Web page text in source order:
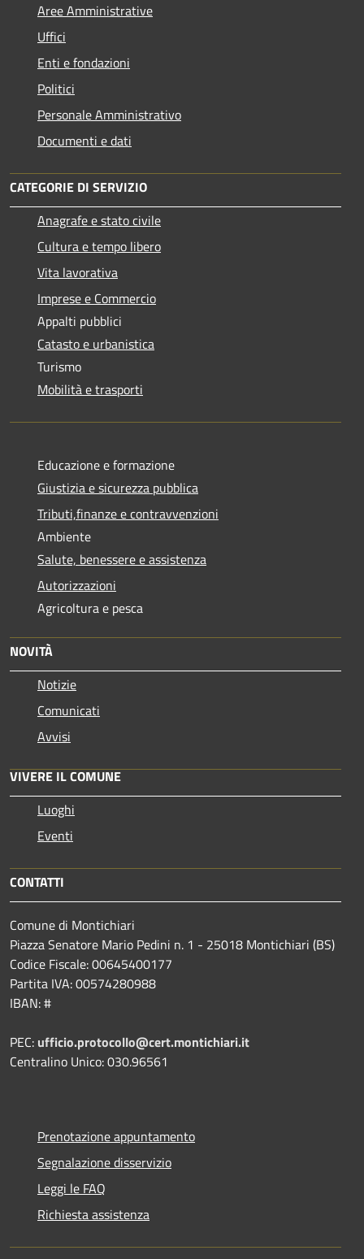
Aree Amministrative
Uffici
Enti e fondazioni
Politici
Personale Amministrativo
Documenti e dati
CATEGORIE DI SERVIZIO
Anagrafe e stato civile
Cultura e tempo libero
Vita lavorativa
Imprese e Commercio
Appalti pubblici
Catasto e urbanistica
Turismo
Mobilità e trasporti
Educazione e formazione
Giustizia e sicurezza pubblica
Tributi,finanze e contravvenzioni
Ambiente
Salute, benessere e assistenza
Autorizzazioni
Agricoltura e pesca
NOVITÀ
Notizie
Comunicati
Avvisi
VIVERE IL COMUNE
Luoghi
Eventi
CONTATTI
Comune di Montichiari
Piazza Senatore Mario Pedini n. 1 - 25018 Montichiari (BS)
Codice Fiscale: 00645400177
Partita IVA: 00574280988
IBAN: #
PEC: ufficio.protocollo@cert.montichiari.it
Centralino Unico: 030.96561
Prenotazione appuntamento
Segnalazione disservizio
Leggi le FAQ
Richiesta assistenza